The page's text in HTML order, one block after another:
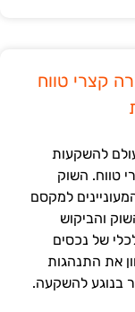
קצרי טווח
להשקעות
טווח. השוק
למקסם
והביקוש
של נכסים
את התנהגות
בנוגע להשקעה.